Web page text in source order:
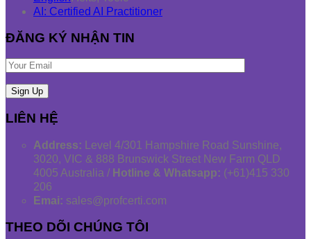
AI: Certified AI Practitioner
ĐĂNG KÝ NHẬN TIN
LIÊN HỆ
Address: Level 4/301 Hampshire Road Sunshine,
3020, VIC & 888 Brunswick Street New Farm QLD
4005 Australia / Hotline & Whatsapp: (+61)415 330
206
Emai: sales@profcerti.com
THEO DÕI CHÚNG TÔI